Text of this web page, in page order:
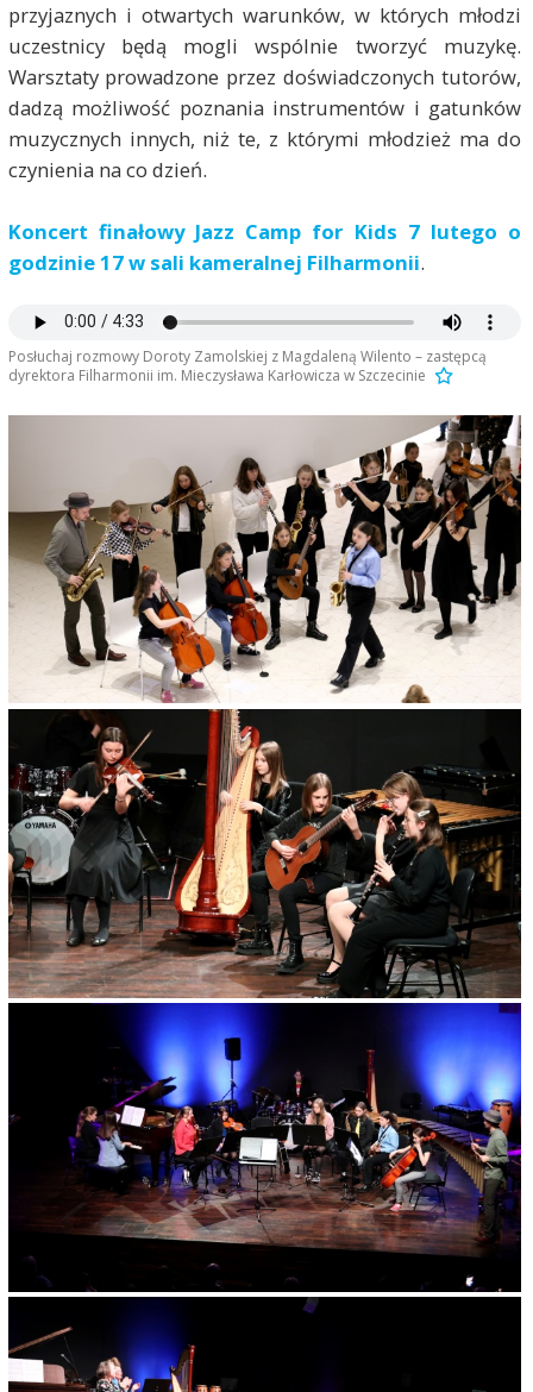
przyjaznych i otwartych warunków, w których młodzi
uczestnicy będą mogli wspólnie tworzyć muzykę.
Warsztaty prowadzone przez doświadczonych tutorów,
dadzą możliwość poznania instrumentów i gatunków
muzycznych innych, niż te, z którymi młodzież ma do
czynienia na co dzień.
Koncert finałowy Jazz Camp for Kids 7 lutego o
godzinie 17 w sali kameralnej Filharmonii.
Posłuchaj rozmowy Doroty Zamolskiej z Magdaleną Wilento – zastępcą
dyrektora Filharmonii im. Mieczysława Karłowicza w Szczecinie